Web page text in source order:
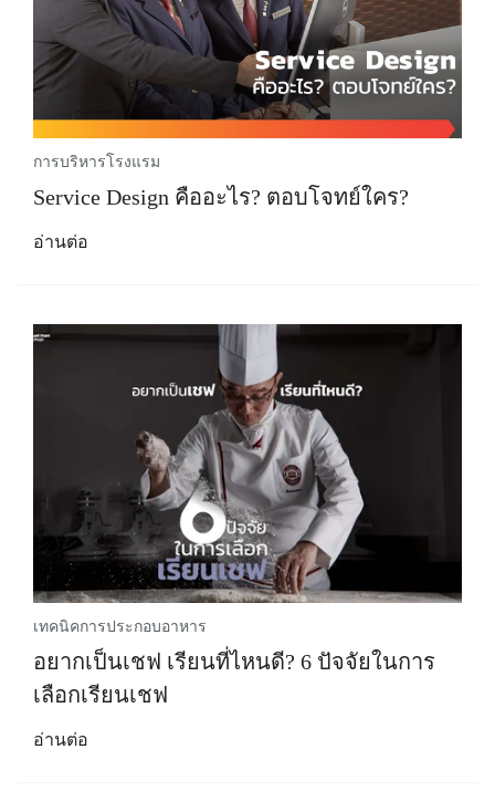
การบริหารโรงแรม
Service Design คืออะไร? ตอบโจทย์ใคร?
อ่านต่อ
เทคนิคการประกอบอาหาร
อยากเป็นเชฟ เรียนที่ไหนดี? 6 ปัจจัยในการ
เลือกเรียนเชฟ
อ่านต่อ